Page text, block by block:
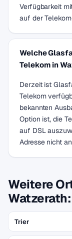
Verfügbarkeit
auf der
Welche
Telekom in
Derzeit ist
Telekom
bekannten
Option ist, die
auf DSL
Adresse nicht
Weitere
Watzerath:
Trier